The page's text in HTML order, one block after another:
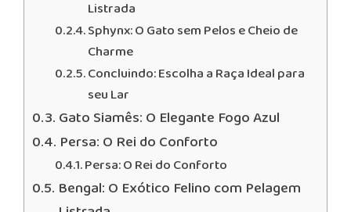
Listrada
Sphynx: O Gato sem Pelos e Cheio de
Charme
Concluindo: Escolha a Raça Ideal para
seu Lar
Gato Siamês: O Elegante Fogo Azul
Persa: O Rei do Conforto
Persa: O Rei do Conforto
Bengal: O Exótico Felino com Pelagem